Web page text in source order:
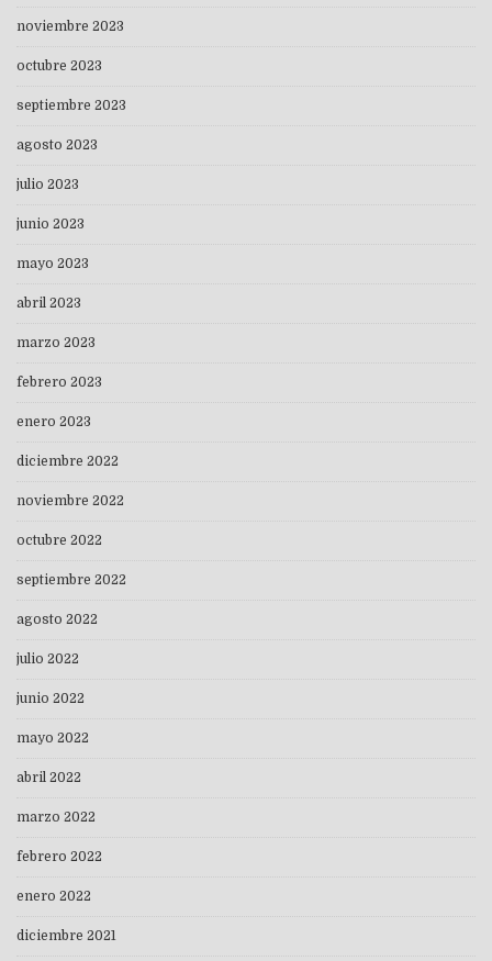
noviembre 2023
octubre 2023
septiembre 2023
agosto 2023
julio 2023
junio 2023
mayo 2023
abril 2023
marzo 2023
febrero 2023
enero 2023
diciembre 2022
noviembre 2022
octubre 2022
septiembre 2022
agosto 2022
julio 2022
junio 2022
mayo 2022
abril 2022
marzo 2022
febrero 2022
enero 2022
diciembre 2021